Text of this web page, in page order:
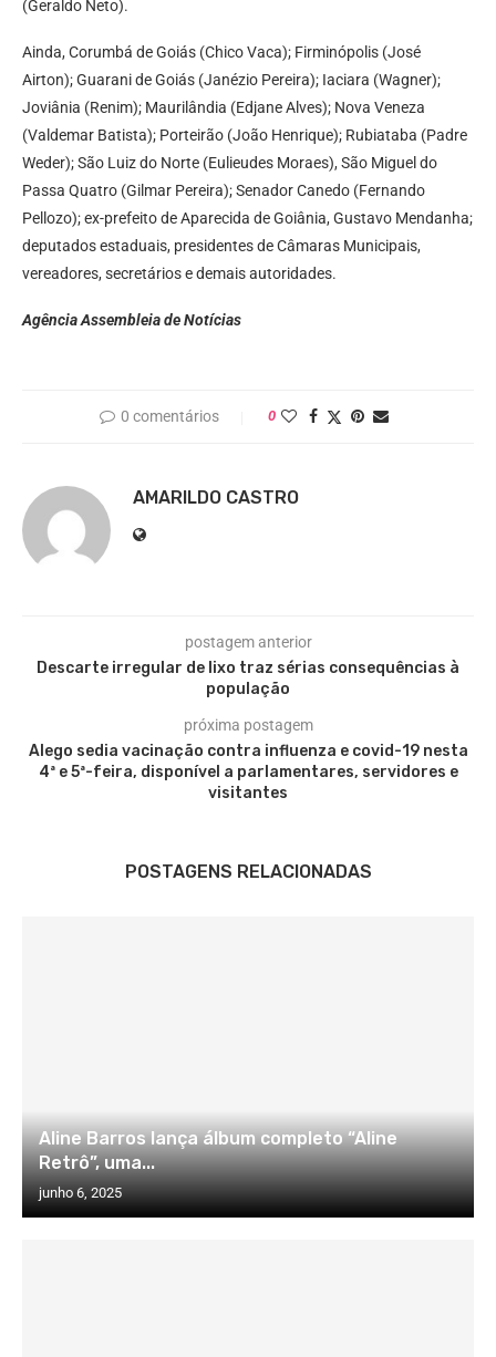
(Geraldo Neto).
Ainda, Corumbá de Goiás (Chico Vaca); Firminópolis (José
Airton); Guarani de Goiás (Janézio Pereira); Iaciara (Wagner);
Joviânia (Renim); Maurilândia (Edjane Alves); Nova Veneza
(Valdemar Batista); Porteirão (João Henrique); Rubiataba (Padre
Weder); São Luiz do Norte (Eulieudes Moraes), São Miguel do
Passa Quatro (Gilmar Pereira); Senador Canedo (Fernando
Pellozo); ex-prefeito de Aparecida de Goiânia, Gustavo Mendanha;
deputados estaduais, presidentes de Câmaras Municipais,
vereadores, secretários e demais autoridades.
Agência Assembleia de Notícias
0 comentários 0
AMARILDO CASTRO
postagem anterior
Descarte irregular de lixo traz sérias consequências à
população
próxima postagem
Alego sedia vacinação contra influenza e covid-19 nesta
4ª e 5ª-feira, disponível a parlamentares, servidores e
visitantes
POSTAGENS RELACIONADAS
Aline Barros lança álbum completo “Aline
Retrô”, uma...
junho 6, 2025